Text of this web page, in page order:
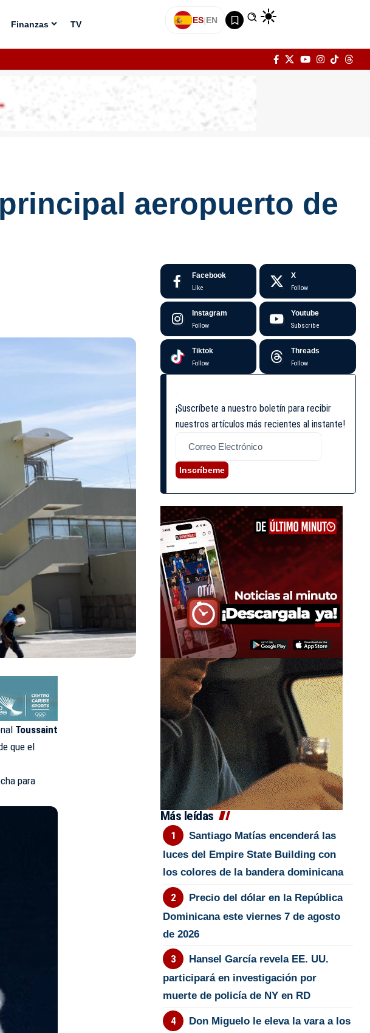
Finanzas TV ES|EN
aeropuerto de
Toussaint
que el
para
Facebook
Like
X
Follow
Instagram
Follow
Youtube
Subscribe
Tiktok
Follow
Threads
Follow
¡Suscríbete a nuestro boletín para recibir
nuestros artículos más recientes al instante!
Inscríbeme
Más leídas
Santiago Matías encenderá las
luces del Empire State Building con
los colores de la bandera dominicana
Precio del dólar en la República
Dominicana este viernes 7 de agosto
de 2026
Hansel García revela EE. UU.
participará en investigación por
muerte de policía de NY en RD
Don Miguelo le eleva la vara a los